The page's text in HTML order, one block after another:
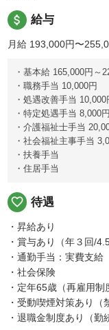
attach_money 給与
月給 193,000円〜
・基本給 165,000円～
・職務手当 10,000円
・処遇改善手当 10,000
・特定処遇手当 8,000
・介護福祉士手当
・社会福祉主事手当
・扶養手当
・住居手当
favorite_border 待遇
・昇給あり
・賞与あり（年３回/
・通勤手当：実費支
・社会保険
・定年65歳（再雇用制
・受動喫煙対策あり（
・退職金制度あり（勤